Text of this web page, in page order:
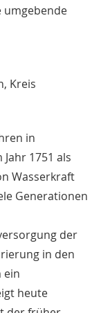
umgebende
Kreis
in
1751 als
Wasserkraft
Generationen
der
in den
ein
heute